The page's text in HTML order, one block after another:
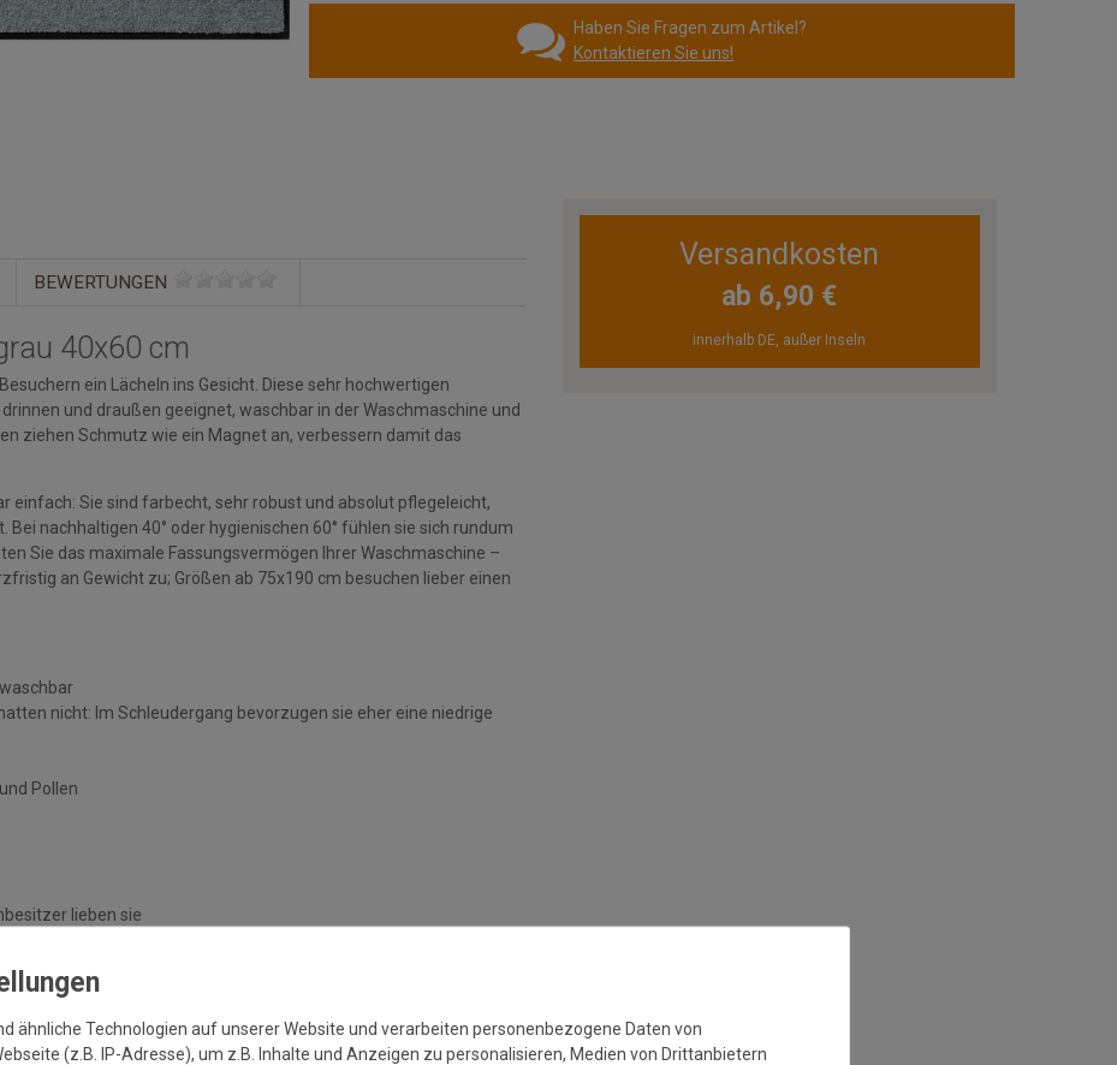
Haben Sie Fragen zum Artikel?
Kontaktieren Sie uns!
BEWERTUNGEN
40x60 cm
ein Lächeln ins Gesicht. Diese sehr hochwertigen
und draußen geeignet, waschbar in der Waschmaschine und
ziehen Schmutz wie ein Magnet an, verbessern damit das
einfach: Sie sind farbecht, sehr robust und absolut pflegeleicht,
nachhaltigen 40° oder hygienischen 60° fühlen sie sich rundum
Sie das maximale Fassungsvermögen Ihrer Waschmaschine –
an Gewicht zu; Größen ab 75x190 cm besuchen lieber einen
nicht: Im Schleudergang bevorzugen sie eher eine niedrige
Pollen
lieben sie
Böden
Versandkosten
ab 6,90 €
innerhalb DE, außer Inseln
ähnliche Technologien auf unserer Website und verarbeiten personenbezogene Daten von
(z.B. IP-Adresse), um z.B. Inhalte und Anzeigen zu personalisieren, Medien von Drittanbietern